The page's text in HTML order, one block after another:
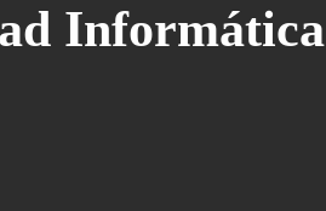
Informática